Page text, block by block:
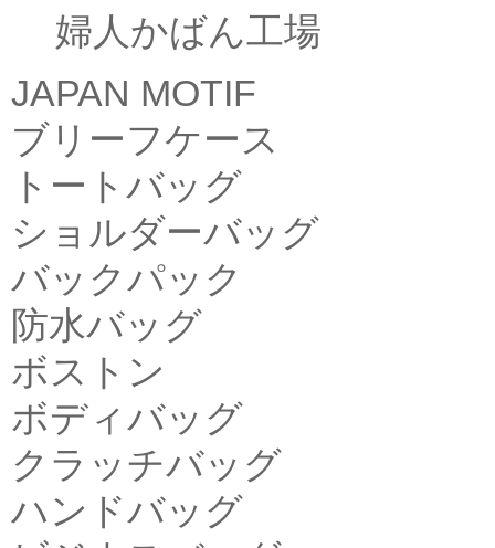
婦人かばん工場
JAPAN MOTIF
ブリーフケース
トートバッグ
ショルダーバッグ
バックパック
防水バッグ
ボストン
ボディバッグ
クラッチバッグ
ハンドバッグ